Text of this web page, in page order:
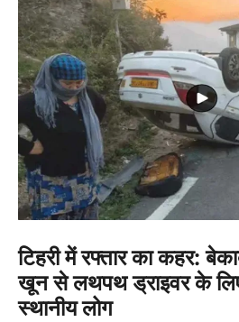
टिहरी में रफ्तार का कहर:
खून से लथपथ ड्राइवर के
स्थानीय लोग